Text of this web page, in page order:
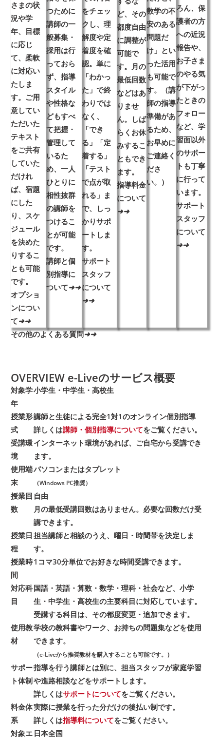
さまの状
況や学
年、目標
に応じ
て、柔軟
に対応い
たしま
す。ご用
意してい
ただいた
テキスト
をご共有
していた
だけれ
ば、宿題
にした
り、スケ
ジュール
を決めた
りするこ
とも可能
です。
オプショ
ンについ
て➜➜
つために
講師の一
般募集・
採用は行
っておら
ず、指導
スタイル
や性格な
どもすべ
て把握・
管理して
いるた
め、一人
ひとりに
相性抜群
の講師を
つけるこ
とが可能
です。
講師と個
別指導に
ついて➜➜
をチェッ
クし、理
解度や定
着度を確
認。単に
「わかっ
た」で終
わりでは
なく、
「でき
る」「定
着する」
「テスト
で点が取
れる」ま
で、しっ
かりサポ
ートしま
す。
サポート
スタッフ
について
➜➜
ど、その
都度自由
に調整が
可能で
す。月の
最低回数
などはあ
りませ
ん。しば
らくお休
みするこ
ともでき
ます。
指導料金
について
➜➜
数学の不
安のある
問題だ
け」とい
った活用
も可能で
す。（講
師の指導
準備があ
るため、
お早めに
ご連絡く
ださ
い。）
ろん、保
護者の方
への近況
報告や、
お子さま
のやる気
が下がっ
たときの
フォロー
など、学
習面以外
のサポー
ト も丁寧
に行って
います。
サポート
スタッフ
について
➜➜
その他のよくある質問➜➜
OVERVIEW e-Liveのサービス概要
対象学
年
小学生・中学生・高校生
授業形
式
講師と生徒による完全1対1のオンライン個別指導
詳しくは講師・個別指導についてをご覧ください。
受講環
境
インターネット環境があれば、ご自宅から受講でき
ます。
使用端
末
パソコンまたはタブレット
（Windows PC推奨）
授業回
数
自由
月の最低受講回数はありません。必要な回数だけ受
講できます。
授業日
程
担当講師と相談のうえ、曜日・時間帯を決定しま
す。
授業時
間
1コマ30分単位でお好きな時間受講できます。
対応科
目
国語・英語・算数・数学・理科・社会など、小学
生・中学生・高校生の主要科目に対応しています。
受講する科目は、その都度変更・追加できます。
使用教
材
学校の教科書やワーク、お持ちの問題集などを使用
できます。
（e-Liveから推奨教材を購入することも可能です。）
サポー
ト体制
指導を行う講師とは別に、担当スタッフが家庭学習
や進路相談などをサポートします。
詳しくはサポートについてをご覧ください。
料金体
系
実際に授業を行った分だけの後払い制です。
詳しくは指導料についてをご覧ください。
対象エ 日本全国